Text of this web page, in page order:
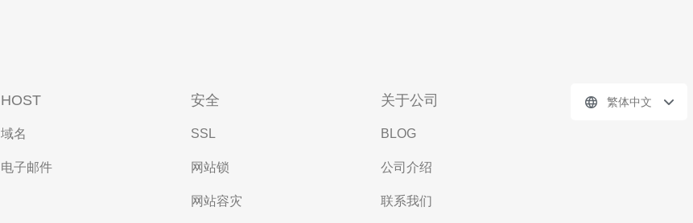
HOST
域名
电子邮件
安全
SSL
网站锁
网站容灾
关于公司
BLOG
公司介绍
联系我们
繁体中文